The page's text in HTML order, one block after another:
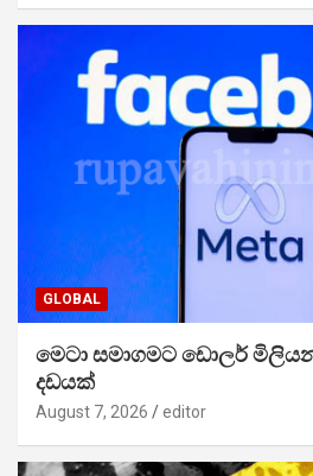
GLOBAL
මෙටා සමාගමට ඩොලර්
දඩයක්
August 7, 2026 editor